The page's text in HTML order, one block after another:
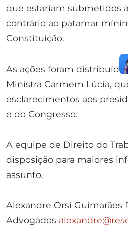
que estariam submetidos
contrário ao patamar
Constituição.
As ações foram distribuídas
Ministra Carmem Lúcia,
esclarecimentos aos
e do Congresso.
A equipe de Direito do
disposição para maiores
assunto.
Alexandre Orsi Guimarães
Advogados